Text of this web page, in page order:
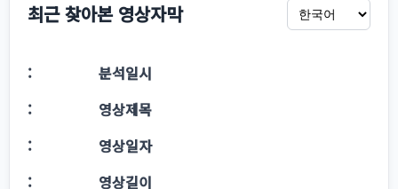
최근 찾아본 영상자막
분석일시
영상제목
영상일자
영상길이